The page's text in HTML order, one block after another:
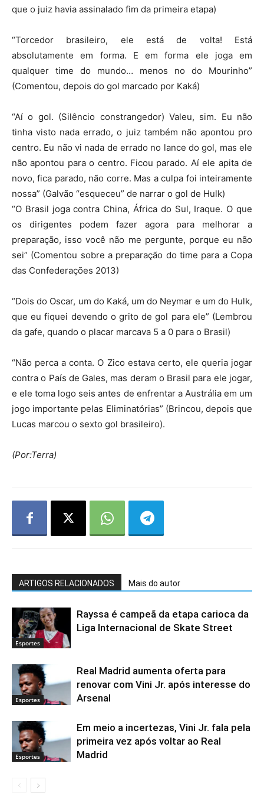
que o juiz havia assinalado fim da primeira etapa)
“Torcedor brasileiro, ele está de volta! Está
absolutamente em forma. E em forma ele joga em
qualquer time do mundo… menos no do Mourinho”
(Comentou, depois do gol marcado por Kaká)
“Aí o gol. (Silêncio constrangedor) Valeu, sim. Eu não
tinha visto nada errado, o juiz também não apontou pro
centro. Eu não vi nada de errado no lance do gol, mas ele
não apontou para o centro. Ficou parado. Aí ele apita de
novo, fica parado, não corre. Mas a culpa foi inteiramente
nossa” (Galvão “esqueceu” de narrar o gol de Hulk)
“O Brasil joga contra China, África do Sul, Iraque. O que
os dirigentes podem fazer agora para melhorar a
preparação, isso você não me pergunte, porque eu não
sei” (Comentou sobre a preparação do time para a Copa
das Confederações 2013)
“Dois do Oscar, um do Kaká, um do Neymar e um do Hulk,
que eu fiquei devendo o grito de gol para ele” (Lembrou
da gafe, quando o placar marcava 5 a 0 para o Brasil)
“Não perca a conta. O Zico estava certo, ele queria jogar
contra o País de Gales, mas deram o Brasil para ele jogar,
e ele toma logo seis antes de enfrentar a Austrália em um
jogo importante pelas Eliminatórias” (Brincou, depois que
Lucas marcou o sexto gol brasileiro).
(Por:Terra)
ARTIGOS RELACIONADOS Mais do autor
Esportes
Rayssa é campeã da etapa carioca da
Liga Internacional de Skate Street
Esportes
Real Madrid aumenta oferta para
renovar com Vini Jr. após interesse do
Arsenal
Esportes
Em meio a incertezas, Vini Jr. fala pela
primeira vez após voltar ao Real
Madrid